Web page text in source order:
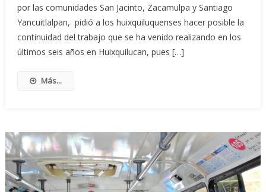
por las comunidades San Jacinto, Zacamulpa y Santiago
Yancuitlalpan, pidió a los huixquiluquenses hacer posible la
continuidad del trabajo que se ha venido realizando en los
últimos seis años en Huixquilucan, pues […]
Más...